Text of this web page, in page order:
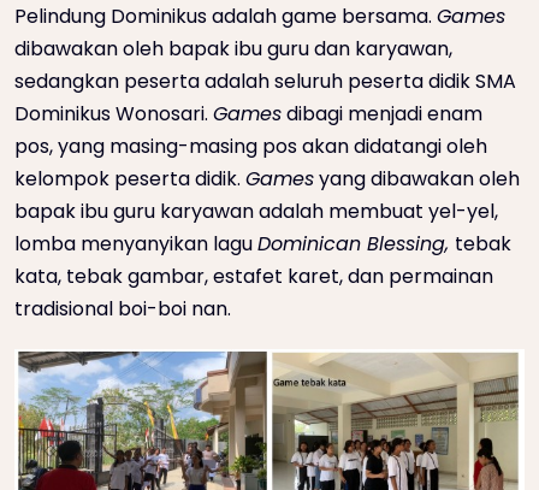
Pelindung Dominikus adalah game bersama. Games
dibawakan oleh bapak ibu guru dan karyawan,
sedangkan peserta adalah seluruh peserta didik SMA
Dominikus Wonosari. Gamesdibagi menjadi enam
pos, yang masing-masing pos akan didatangi oleh
kelompok peserta didik. Gamesyang dibawakan oleh
bapak ibu guru karyawan adalah membuat yel-yel,
lomba menyanyikan laguDominican Blessing, tebak
kata, tebak gambar, estafet karet, dan permainan
tradisional boi-boi nan.